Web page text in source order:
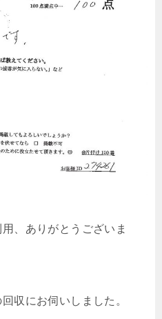
、ありがとうございま
収にお伺いしました。